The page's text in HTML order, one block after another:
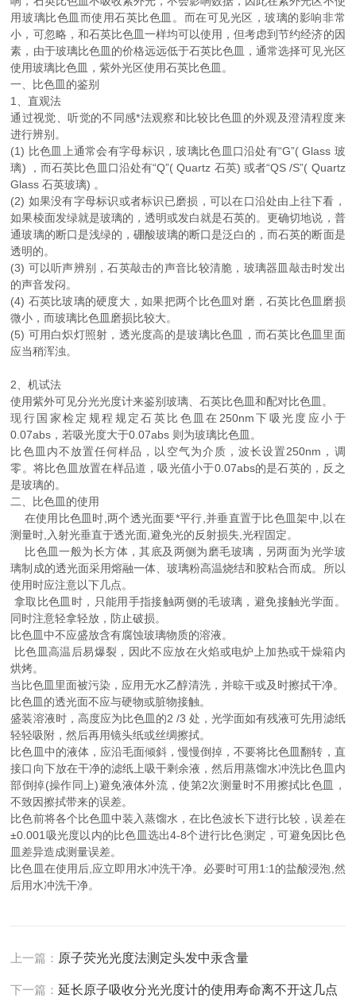
用玻璃比色皿而使用石英比色皿。而在可见光区，玻璃的影响非常
小，可忽略，和石英比色皿一样均可以使用，但考虑到节约经济的因
素，由于玻璃比色皿的价格远远低于石英比色皿，通常选择可见光区
使用玻璃比色皿，紫外光区使用石英比色皿。
一、比色皿的鉴别
1、直观法
通过视觉、听觉的不同感*法观察和比较比色皿的外观及澄清程度来
进行辨别。
(1) 比色皿上通常会有字母标识，玻璃比色皿口沿处有“G”( Glass 玻
璃) ，而石英比色皿口沿处有“Q”( Quartz 石英) 或者“QS /S”( Quartz
Glass 石英玻璃) 。
(2) 如果没有字母标识或者标识已磨损，可以在口沿处由上往下看，
如果棱面发绿就是玻璃的，透明或发白就是石英的。更确切地说，普
通玻璃的断口是浅绿的，硼酸玻璃的断口是泛白的，而石英的断面是
透明的。
(3) 可以听声辨别，石英敲击的声音比较清脆，玻璃器皿敲击时发出
的声音发闷。
(4) 石英比玻璃的硬度大，如果把两个比色皿对磨，石英比色皿磨损
微小，而玻璃比色皿磨损比较大。
(5) 可用白炽灯照射，透光度高的是玻璃比色皿，而石英比色皿里面
应当稍浑浊。
2、机试法
使用紫外可见分光光度计来鉴别玻璃、石英比色皿和配对比色皿。
现行国家检定规程规定石英比色皿在250nm下吸光度应小于
0.07abs，若吸光度大于0.07abs 则为玻璃比色皿。
比色皿内不放置任何样品，以空气为介质，波长设置250nm，调
零。将比色皿放置在样品道，吸光值小于0.07abs的是石英的，反之
是玻璃的。
二、比色皿的使用
在使用比色皿时,两个透光面要*平行,并垂直置于比色皿架中,以在
测量时,入射光垂直于透光面,避免光的反射损失,光程固定。
比色皿一般为长方体，其底及两侧为磨毛玻璃，另两面为光学玻
璃制成的透光面采用熔融一体、玻璃粉高温烧结和胶粘合而成。所以
使用时应注意以下几点。
拿取比色皿时，只能用手指接触两侧的毛玻璃，避免接触光学面。
同时注意轻拿轻放，防止破损。
比色皿中不应盛放含有腐蚀玻璃物质的溶液。
比色皿高温后易爆裂，因此不应放在火焰或电炉上加热或干燥箱内
烘烤。
当比色皿里面被污染，应用无水乙醇清洗，并晾干或及时擦拭干净。
比色皿的透光面不应与硬物或脏物接触。
盛装溶液时，高度应为比色皿的2 /3 处，光学面如有残液可先用滤纸
轻轻吸附，然后再用镜头纸或丝绸擦拭。
比色皿中的液体，应沿毛面倾斜，慢慢倒掉，不要将比色皿翻转，直
接口向下放在干净的滤纸上吸干剩余液，然后用蒸馏水冲洗比色皿内
部倒掉(操作同上)避免液体外流，使第2次测量时不用擦拭比色皿，
不致因擦拭带来的误差。
比色前将各个比色皿中装入蒸馏水，在比色波长下进行比较，误差在
±0.001吸光度以内的比色皿选出4-8个进行比色测定，可避免因比色
皿差异造成测量误差。
比色皿在使用后,应立即用水冲洗干净。必要时可用1:1的盐酸浸泡,然
后用水冲洗干净。
上一篇： 原子荧光光度法测定头发中汞含量
下一篇：延长原子吸收分光光度计的使用寿命离不开这几点